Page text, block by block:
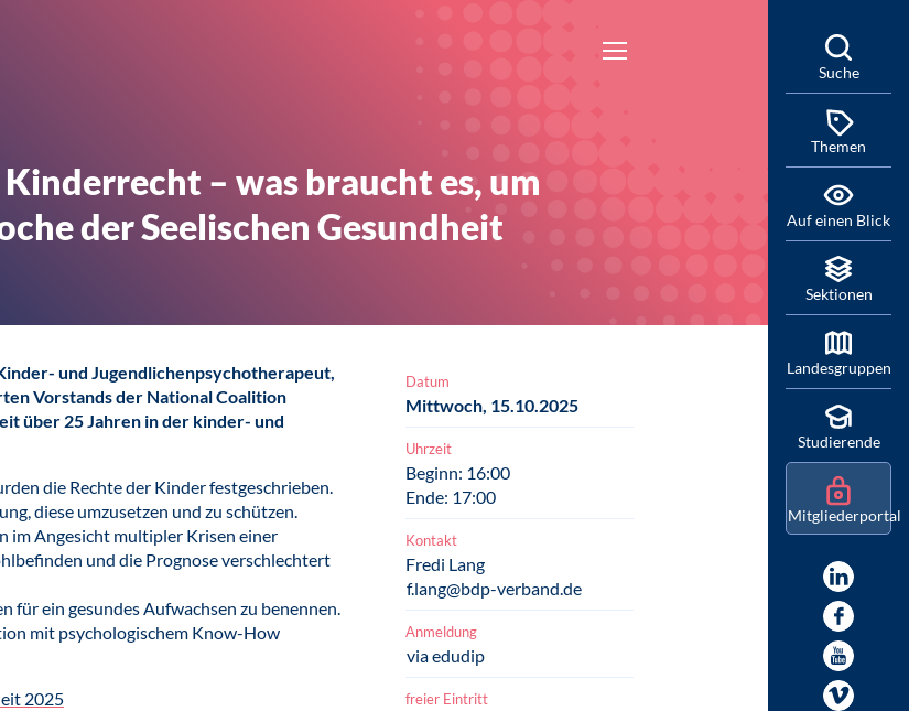
– was braucht es, um
der Seelischen Gesundheit
und Jugendlichenpsychotherapeut,
Vorstands der National Coalition
über 25 Jahren in der kinder- und
die Rechte der Kinder festgeschrieben.
diese umzusetzen und zu schützen.
im Angesicht multipler Krisen einer
und die Prognose verschlechtert
für ein gesundes Aufwachsen zu benennen.
mit psychologischem Know-How
2025
Datum
Mittwoch, 15.10.2025
Uhrzeit
Beginn: 16:00
Ende: 17:00
Kontakt
Fredi Lang
f.lang@bdp-verband.de
Anmeldung
via edudip
freier Eintritt
Suche
Themen
Auf einen Blick
Sektionen
Landesgruppen
Studierende
Mitgliederportal